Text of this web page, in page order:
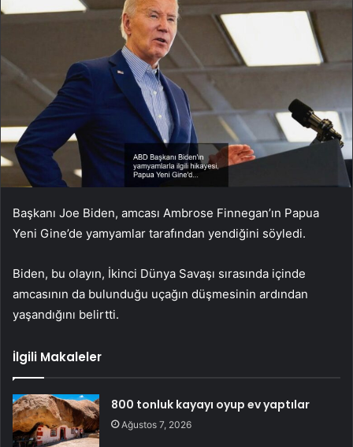
Başkanı Joe Biden, amcası Ambrose Finnegan’ın Papua
Yeni Gine’de yamyamlar tarafından yendiğini söyledi.
Biden, bu olayın, İkinci Dünya Savaşı sırasında içinde
amcasının da bulunduğu uçağın düşmesinin ardından
yaşandığını belirtti.
İlgili Makaleler
800 tonluk kayayı oyup ev yaptılar
Ağustos 7, 2026